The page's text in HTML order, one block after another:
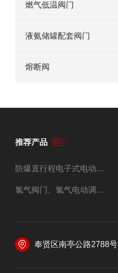
燃气低温阀门
液氨储罐配套阀门
熔断阀
推荐产品
防爆直行程电子式电动调节阀
氯气阀门、氯气电动调节阀
奉贤区南亭公路2788号